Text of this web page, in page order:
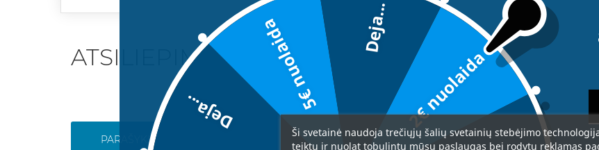
ATSILIEPIMAI
PARAŠYKITE SAVO ATSILIEPIMĄ
Ši svetainė naudoja trečiųjų šalių svetainių stebėjimo
teiktų ir nuolat tobulintų mūsų paslaugas bei rodytų reklamas
2€ nuolaida
Deja... 5€ nuolaida Deja...